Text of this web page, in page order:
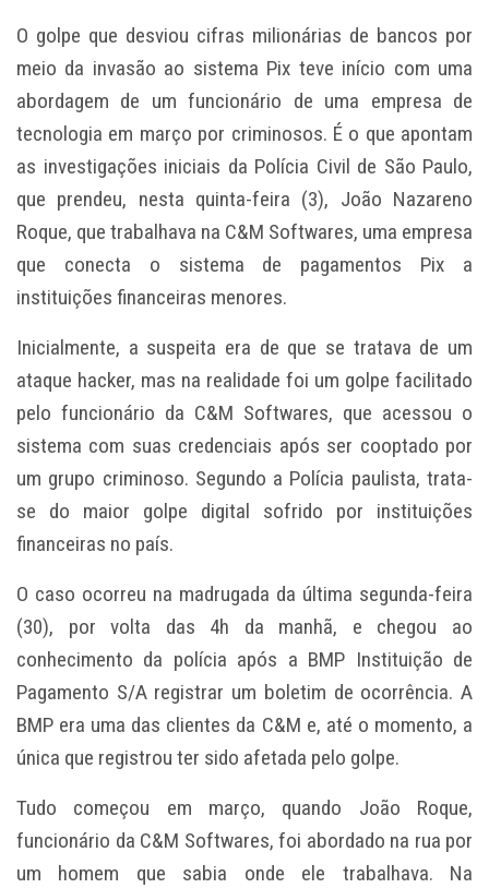
O golpe que desviou cifras milionárias de bancos por
meio da invasão ao sistema Pix teve início com uma
abordagem de um funcionário de uma empresa de
tecnologia em março por criminosos. É o que apontam
as investigações iniciais da Polícia Civil de São Paulo,
que prendeu, nesta quinta-feira (3), João Nazareno
Roque, que trabalhava na C&M Softwares, uma empresa
que conecta o sistema de pagamentos Pix a
instituições financeiras menores.
Inicialmente, a suspeita era de que se tratava de um
ataque hacker, mas na realidade foi um golpe facilitado
pelo funcionário da C&M Softwares, que acessou o
sistema com suas credenciais após ser cooptado por
um grupo criminoso. Segundo a Polícia paulista, trata-
se do maior golpe digital sofrido por instituições
financeiras no país.
O caso ocorreu na madrugada da última segunda-feira
(30), por volta das 4h da manhã, e chegou ao
conhecimento da polícia após a BMP Instituição de
Pagamento S/A registrar um boletim de ocorrência. A
BMP era uma das clientes da C&M e, até o momento, a
única que registrou ter sido afetada pelo golpe.
Tudo começou em março, quando João Roque,
funcionário da C&M Softwares, foi abordado na rua por
um homem que sabia onde ele trabalhava. Na